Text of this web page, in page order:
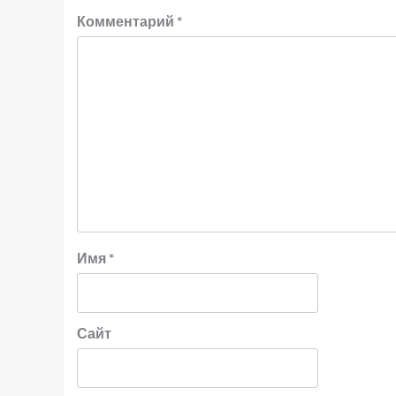
Комментарий *
Имя *
Сайт